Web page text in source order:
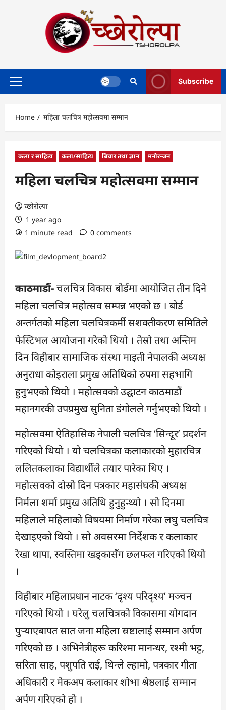
Primary
Subscribe
Home महिला चलचित्र महोत्सवमा सम्मान
कला र साहित्य कला/साहित्य बिचार तथा ज्ञान मनोरन्जन
महिला चलचित्र महोत्सवमा सम्मान
च्छोरोल्पा
1 year ago
1 minute read
0 comments
काठमाडौं-चलचित्र विकास बोर्डमा आयोजित तीन दिने
महिला चलचित्र महोत्सव सम्पन्न भएको छ । बोर्ड
अन्तर्गतको महिला चलचित्रकर्मी सशक्तीकरण समितिले
फेस्टिभल आयोजना गरेको थियो । तेस्रो तथा अन्तिम
दिन विहीबार सामाजिक संस्था माइती नेपालकी अध्यक्ष
अनुराधा कोइराला प्रमुख अतिथिको रुपमा सहभागि
हुनुभएको थियो । महोत्सवको उद्घाटन काठमाडौं
महानगरकी उपप्रमुख सुनिता डंगोलले गर्नुभएको थियो ।
महोत्सवमा ऐतिहासिक नेपाली चलचित्र ‘सिन्दूर’ प्रदर्शन
गरिएको थियो । यो चलचित्रका कलाकारको मुहारचित्र
ललितकलाका विद्यार्थीले तयार पारेका थिए ।
महोत्सवको दोस्रो दिन पत्रकार महासंघकी अध्यक्ष
निर्मला शर्मा प्रमुख अतिथि हुनुहुन्थ्यो । सो दिनमा
महिलाले महिलाको विषयमा निर्माण गरेका लघु चलचित्र
देखाइएको थियो । सो अवसरमा निर्देशक र कलाकार
रेखा थापा, स्वस्तिमा खड्कासँग छलफल गरिएको थियो
।
विहीबार महिलाप्रधान नाटक ‘दृश्य परिदृश्य’ मञ्चन
गरिएको थियो । घरेलु चलचित्रको विकासमा योगदान
पुर्‍याएबापत सात जना महिला स्रष्टालाई सम्मान अर्पण
गरिएको छ । अभिनेत्रीहरू करिश्मा मानन्धर, रश्मी भट्ट,
सरिता साह, पशुपति राई, थिन्ले ल्हामो, पत्रकार गीता
अधिकारी र मेकअप कलाकार शोभा श्रेष्ठलाई सम्मान
अर्पण गरिएको हो ।